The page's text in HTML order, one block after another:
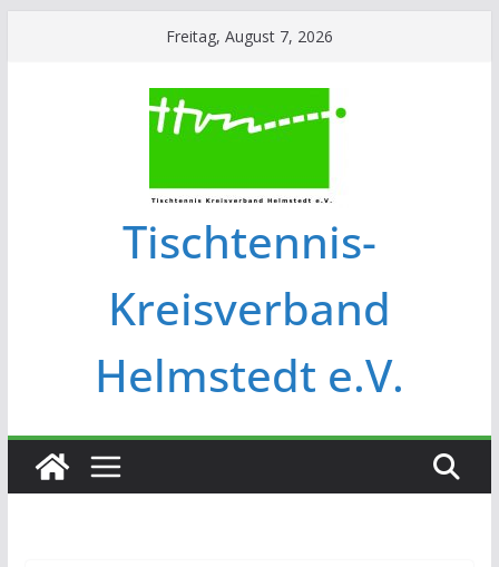
Freitag, August 7, 2026
Tischtennis-
Kreisverband
Helmstedt e.V.